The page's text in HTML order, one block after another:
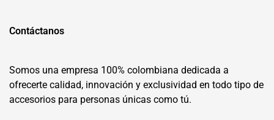
Contáctanos
Somos una empresa 100% colombiana dedicada a
ofrecerte calidad, innovación y exclusividad en todo tipo de
accesorios para personas únicas como tú.